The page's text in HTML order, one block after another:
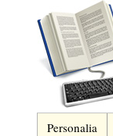
Personalia